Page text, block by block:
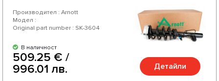
Производител : Arnott
Модел :
Original part number : SK-3604
В наличност
509.25 € /
996.01 лв.
Детайли